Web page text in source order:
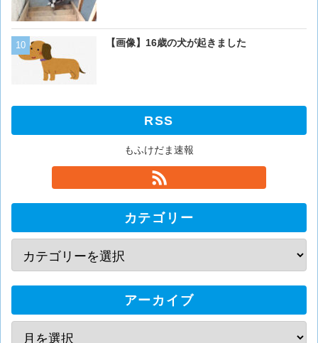
【画像】16歳の犬が起きました
【動画】ワニ、歩く
RSS
もふけだま速報
カテゴリー
アーカイブ